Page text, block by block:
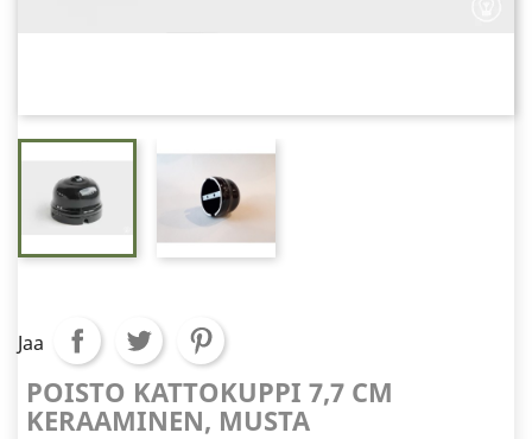
Jaa
POISTO KATTOKUPPI 7,7 CM
KERAAMINEN, MUSTA